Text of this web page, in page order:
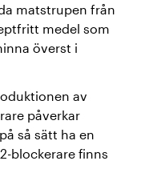
matstrupen från
medel som
överst i
av
påverkar
så sätt ha en
blockerare finns